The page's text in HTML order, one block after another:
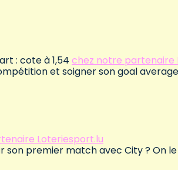
: cote à 1,54 chez notre partenaire
et soigner son goal
Loteriesport.lu
premier match avec City ? On